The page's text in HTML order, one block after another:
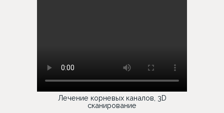
Лечение корневых каналов, 3D
сканирование